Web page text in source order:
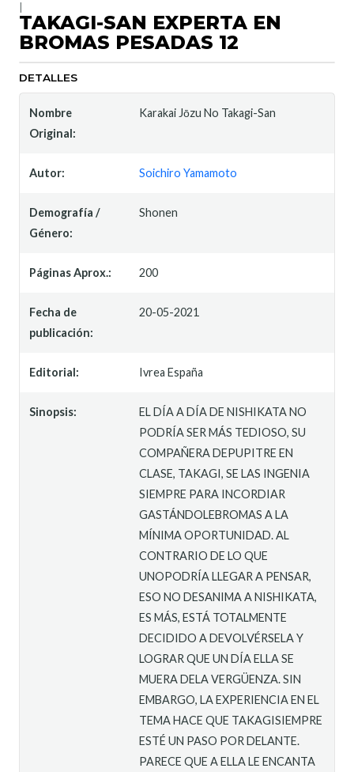
TAKAGI-SAN EXPERTA EN
BROMAS PESADAS 12
DETALLES
Nombre
Original:
Karakai Jōzu No Takagi-San
Autor: Soichiro Yamamoto
Demografía /
Género:
Shonen
Páginas Aprox.: 200
Fecha de
publicación:
20-05-2021
Editorial: Ivrea España
Sinopsis:
EL DÍA A DÍA DE NISHIKATA NO
PODRÍA SER MÁS TEDIOSO, SU
COMPAÑERA DEPUPITRE EN
CLASE, TAKAGI, SE LAS INGENIA
SIEMPRE PARA INCORDIAR
GASTÁNDOLEBROMAS A LA
MÍNIMA OPORTUNIDAD. AL
CONTRARIO DE LO QUE
UNOPODRÍA LLEGAR A PENSAR,
ESO NO DESANIMA A NISHIKATA,
ES MÁS, ESTÁ TOTALMENTE
DECIDIDO A DEVOLVÉRSELA Y
LOGRAR QUE UN DÍA ELLA SE
MUERA DELA VERGÜENZA. SIN
EMBARGO, LA EXPERIENCIA EN EL
TEMA HACE QUE TAKAGISIEMPRE
ESTÉ UN PASO POR DELANTE.
PARECE QUE A ELLA LE ENCANTA